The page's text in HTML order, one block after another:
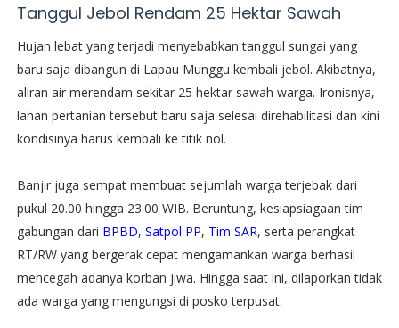
​Tanggul Jebol Rendam 25 Hektar Sawah
​Hujan lebat yang terjadi menyebabkan tanggul sungai yang
baru saja dibangun di Lapau Munggu kembali jebol. Akibatnya,
aliran air merendam sekitar 25 hektar sawah warga. Ironisnya,
lahan pertanian tersebut baru saja selesai direhabilitasi dan kini
kondisinya harus kembali ke titik nol.
​Banjir juga sempat membuat sejumlah warga terjebak dari
pukul 20.00 hingga 23.00 WIB. Beruntung, kesiapsiagaan tim
gabungan dari BPBD, Satpol PP, Tim SAR, serta perangkat
RT/RW yang bergerak cepat mengamankan warga berhasil
mencegah adanya korban jiwa. Hingga saat ini, dilaporkan tidak
ada warga yang mengungsi di posko terpusat.